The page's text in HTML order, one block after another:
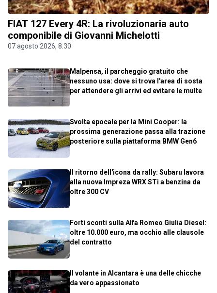
FIAT 127 Every 4R: La rivoluzionaria auto
componibile di Giovanni Michelotti
07 agosto 2026, 8.30
Malpensa, il parcheggio gratuito che
nessuno usa: dove si trova l'area di sosta
per attendere gli arrivi ed evitare le multe
Svolta epocale per la Mini Cooper: la
prossima generazione passa alla trazione
posteriore sulla piattaforma BMW Gen6
Il ritorno dell'icona da rally: Subaru lavora
alla nuova Impreza WRX STi a benzina da
oltre 300 CV
Forti sconti sulla Alfa Romeo Giulia Diesel:
oltre 10.000 euro, ma occhio alle clausole
del contratto
Il volante in Alcantara è una delle chicche
da vero appassionato